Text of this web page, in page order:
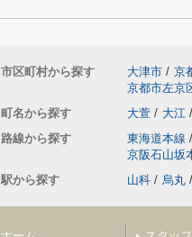
市区町村から探す 大津市 / 京
京都市左京
町名から探す
大萱 / 大江 /
路線から探す
東海道本線 /
京阪石山坂
駅から探す
山科 / 烏丸 /